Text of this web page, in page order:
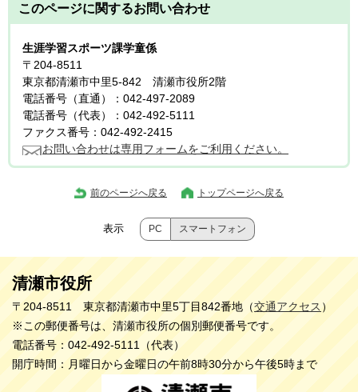
このページに関するお問い合わせ
生涯学習スポーツ課学童係
〒204-8511
東京都清瀬市中里5-842 清瀬市役所2階
電話番号（直通）：042-497-2089
電話番号（代表）：042-492-5111
ファクス番号：042-492-2415
お問い合わせは専用フォームをご利用ください。
前のページへ戻る トップページへ戻る
表示 PC スマートフォン
清瀬市役所
〒204-8511 東京都清瀬市中里5丁目842番地（交通アクセス ）
※この郵便番号は、清瀬市役所の個別郵便番号です。
電話番号：042-492-5111（代表）
開庁時間：月曜日から金曜日の午前8時30分から午後5時まで